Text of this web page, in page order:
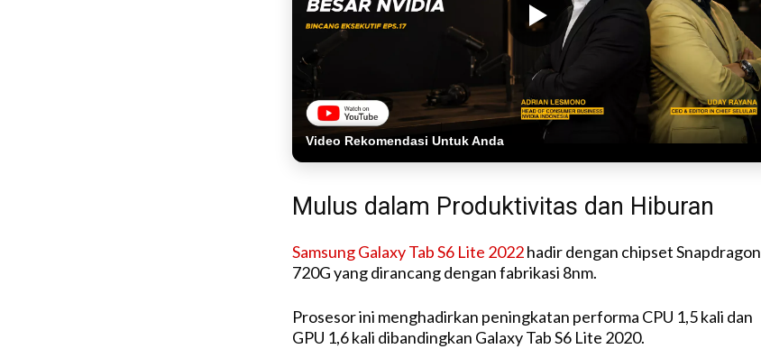
Video Rekomendasi Untuk Anda
Mulus dalam Produktivitas dan Hiburan
Samsung Galaxy Tab S6 Lite 2022hadir dengan chipset Snapdragon
720G yang dirancang dengan fabrikasi 8nm.
Prosesor ini menghadirkan peningkatan performa CPU 1,5 kali dan
GPU 1,6 kali dibandingkan Galaxy Tab S6 Lite 2020.